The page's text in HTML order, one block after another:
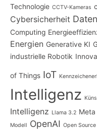
Technologie CCTV-Kameras
Cybersicherheit
Computing
Energien Generative KI
industrielle Robotik
of Things IoT
Intelligenz
Intelligenz Llama 3.2
Modell OpenAI Open Source